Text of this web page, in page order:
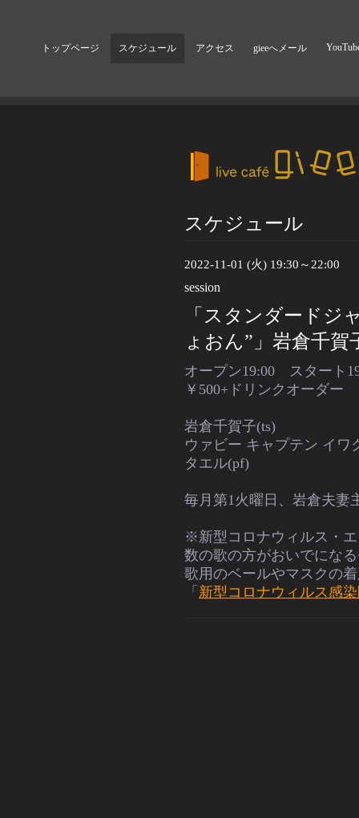
トップページ スケジュール アクセス gieeへメール
スケジュール
2022-11-01 (火) 19:30～22:00
session
「スタンダードジ
ょおん”」岩倉千賀
オープン19:00 スター
￥500+ドリンクオーダー
岩倉千賀子(ts)
ウァビー キャプテン イワ
タエル(pf)
毎月第1火曜日、岩倉夫妻
※新型コロナウィルス・
数の歌の方がおいでにな
歌用のベールやマスクの
「 新型コロナウィルス感